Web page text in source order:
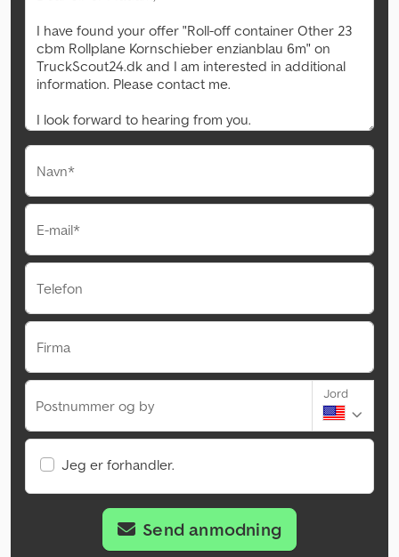
Navn*
E-mail*
Telefon
Firma
Postnummer og by
Jord
Jeg er forhandler.
Send anmodning